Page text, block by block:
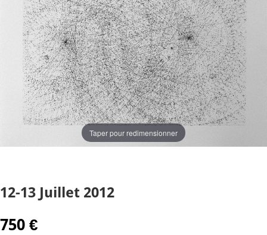
Taper pour redimensionner
12-13 Juillet 2012
750 €